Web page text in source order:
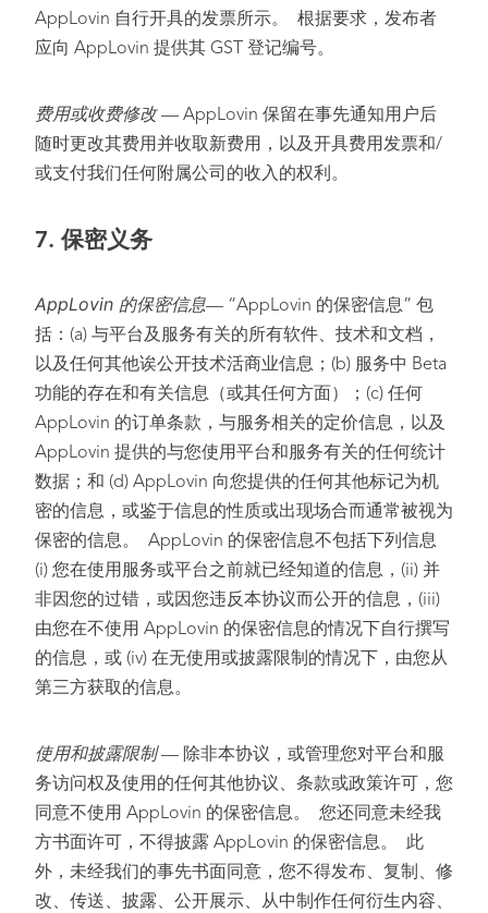
AppLovin 自行开具的发票所示。 根据要求，发布者
应向 AppLovin 提供其 GST 登记编号。
费用或收费修改— AppLovin 保留在事先通知用户后
随时更改其费用并收取新费用，以及开具费用发票和/
或支付我们任何附属公司的收入的权利。
7. 保密义务
AppLovin 的保密信息— “AppLovin 的保密信息” 包
括：(a) 与平台及服务有关的所有软件、技术和文档，
以及任何其他诶公开技术活商业信息；(b) 服务中 Beta
功能的存在和有关信息（或其任何方面）；(c) 任何
AppLovin 的订单条款，与服务相关的定价信息，以及
AppLovin 提供的与您使用平台和服务有关的任何统计
数据；和 (d) AppLovin 向您提供的任何其他标记为机
密的信息，或鉴于信息的性质或出现场合而通常被视为
保密的信息。 AppLovin 的保密信息不包括下列信息
(i) 您在使用服务或平台之前就已经知道的信息，(ii) 并
非因您的过错，或因您违反本协议而公开的信息，(iii)
由您在不使用 AppLovin 的保密信息的情况下自行撰写
的信息，或 (iv) 在无使用或披露限制的情况下，由您从
第三方获取的信息。
使用和披露限制— 除非本协议，或管理您对平台和服
务访问权及使用的任何其他协议、条款或政策许可，您
同意不使用 AppLovin 的保密信息。 您还同意未经我
方书面许可，不得披露 AppLovin 的保密信息。 此
外，未经我们的事先书面同意，您不得发布、复制、修
改、传送、披露、公开展示、从中制作任何衍生内容、